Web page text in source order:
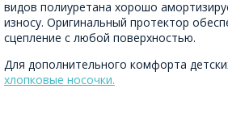
видов полиуретана хорошо
износу. Оригинальный протектор
сцепление с любой поверхностью.
Для дополнительного комфорта
хлопковые носочки.